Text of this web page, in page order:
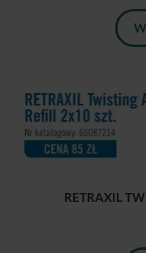
RETRAXIL